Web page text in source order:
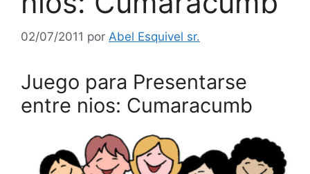
02/07/2011 por Abel Esquivel sr.
Juego para Presentarse
entre nios: Cumaracumb